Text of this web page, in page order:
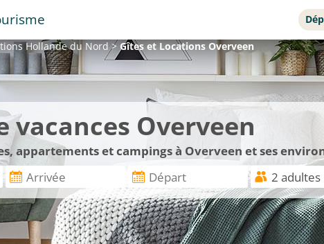
Hollande du Nord>Gîtes et LocationsOverveen
Overveen
appartements et campings à Overveen et ses